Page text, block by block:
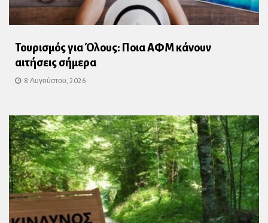
Τουρισμός για Όλους: Ποια ΑΦΜ κάνουν
αιτήσεις σήμερα
8 Αυγούστου, 2026